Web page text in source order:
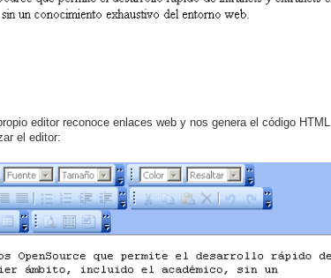
editor reconoce enlaces web y nos genera el código HTML
el editor: